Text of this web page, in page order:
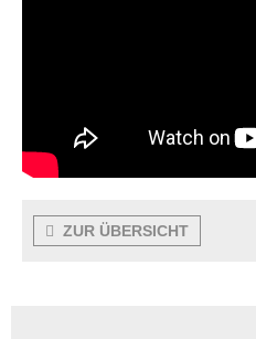
ZUR ÜBERSICHT